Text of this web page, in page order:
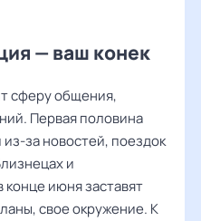
— ваш конек
сферу общения,
Первая половина
за новостей, поездок
и
июня заставят
свое окружение. К